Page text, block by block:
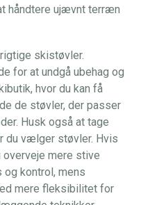
håndtere ujævnt terræn
skistøvler.
for at undgå ubehag og
hvor du kan få
de støvler, der passer
Husk også at tage
du vælger støvler. Hvis
overveje mere stive
kontrol, mens
mere fleksibilitet for